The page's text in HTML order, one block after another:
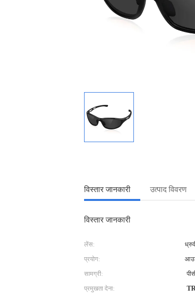
विस्तार जानकारी उत्पाद विवरण
विस्तार जानकारी
लेंस:
प्रयोग:
सामग्री:
प्रमुखता देना: